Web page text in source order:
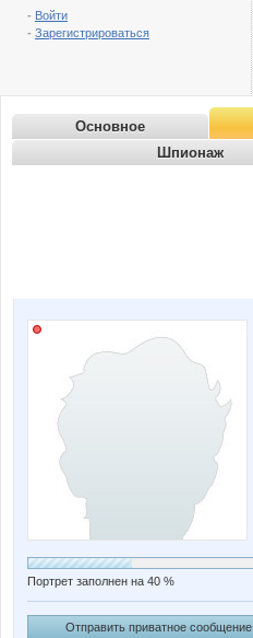
- Войти
- Зарегистрироваться
Основное
Шпионаж
Портрет заполнен на 40 %
Отправить приватное сообщение